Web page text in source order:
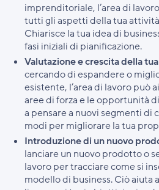
imprenditoriale, l’area di
tutti gli aspetti della tua attività
Chiarisce la tua idea di
fasi iniziali di pianificazione.
Valutazione e crescita della
cercando di espandere o
esistente, l’area di lavoro può
aree di forza e le opportunità
a pensare a nuovi segmenti di
modi per migliorare la tua
Introduzione di un nuovo
lanciare un nuovo prodotto o
lavoro per tracciare come si
modello di business. Ciò aiuta